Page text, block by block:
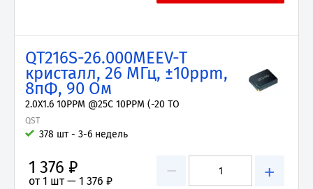
QT216S-26.000MEEV-T
кристалл, 26 МГц, ±10ppm,
8пФ, 90 Ом
2.0X1.6 10PPM @25C 10PPM (-20 TO
QST
378 шт - 3-6 недель
− +
1 376 ₽
от 1 шт — 1 376 ₽